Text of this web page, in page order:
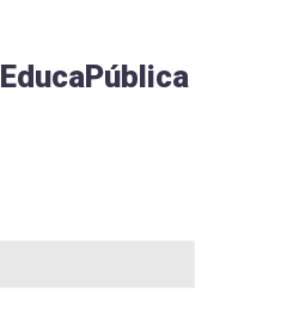
EducaPública